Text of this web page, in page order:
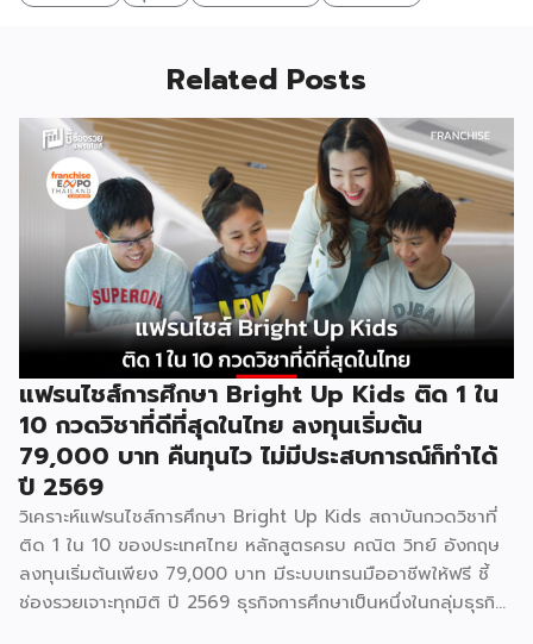
Related Posts
แฟรนไชส์การศึกษา Bright Up Kids ติด 1 ใน
10 กวดวิชาที่ดีที่สุดในไทย ลงทุนเริ่มต้น
79,000 บาท คืนทุนไว ไม่มีประสบการณ์ก็ทำได้
ปี 2569
วิเคราะห์แฟรนไชส์การศึกษา Bright Up Kids สถาบันกวดวิชาที่
ติด 1 ใน 10 ของประเทศไทย หลักสูตรครบ คณิต วิทย์ อังกฤษ
ลงทุนเริ่มต้นเพียง 79,000 บาท มีระบบเทรนมืออาชีพให้ฟรี ชี้
ช่องรวยเจาะทุกมิติ ปี 2569 ธุรกิจการศึกษาเป็นหนึ่งในกลุ่มธุรกิจ